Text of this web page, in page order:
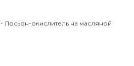
- Лосьон-окислитель на масляной